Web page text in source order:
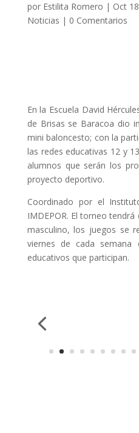
por Estilita Romero | Oct
Noticias | 0 Comentarios
En la Escuela David
de Brisas se Baracoa dio
mini baloncesto; con la
las redes educativas 12 y
alumnos que serán los
proyecto deportivo.
Coordinado por el
IMDEPOR. El torneo
masculino, los juegos se
viernes de cada semana
educativos que participan.